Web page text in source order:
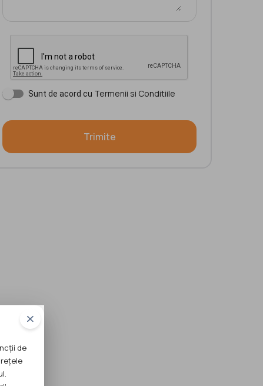
Sunt de acord cu Termenii si Conditiile
Trimite
de